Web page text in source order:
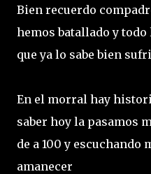
Bien recuerdo
hemos batallado y
que ya lo sabe bien
En el morral hay
saber hoy la pasamos
de a 100 y escuchando
amanecer